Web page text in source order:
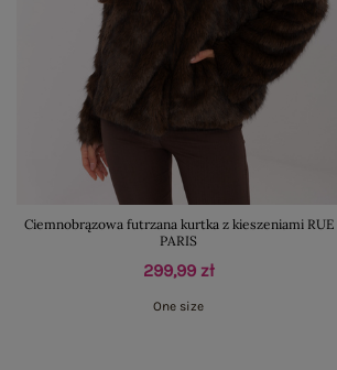
Ciemnobrązowa futrzana kurtka z kieszeniami RUE
PARIS
299,99 zł
One size